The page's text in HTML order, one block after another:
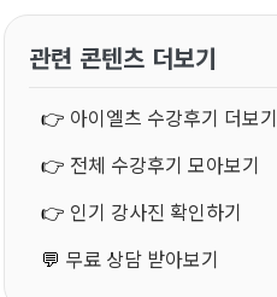
관련 콘텐츠 더보기
👉 아이엘츠 수강후기 더보기
👉 전체 수강후기 모아보기
👉 인기 강사진 확인하기
💬 무료 상담 받아보기